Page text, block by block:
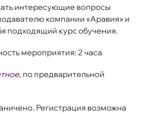
интересующие вопросы
компании «Аравия» и
подходящий курс обучения.
мероприятия: 2 часа
, по предварительной
Регистрация возможна